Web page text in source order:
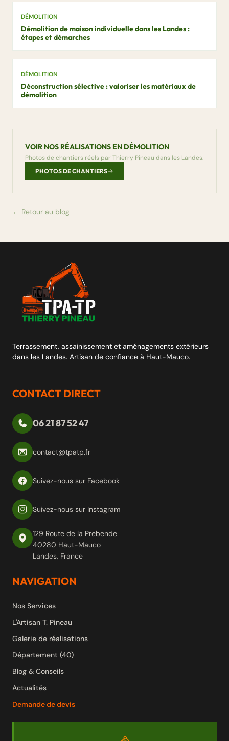
DÉMOLITION
Démolition de maison individuelle dans les Landes :
étapes et démarches
DÉMOLITION
Déconstruction sélective : valoriser les matériaux de
démolition
VOIR NOS RÉALISATIONS EN DÉMOLITION
Photos de chantiers réels par Thierry Pineau dans les Landes.
PHOTOS DE CHANTIERS
← Retour au blog
Terrassement, assainissement et aménagements extérieurs
dans les Landes. Artisan de confiance à Haut-Mauco.
CONTACT DIRECT
06 21 87 52 47
contact@tpatp.fr
Suivez-nous sur Facebook
Suivez-nous sur Instagram
129 Route de la Prebende
40280 Haut-Mauco
Landes, France
NAVIGATION
Nos Services
L'Artisan T. Pineau
Galerie de réalisations
Département (40)
Blog & Conseils
Actualités
Demande de devis